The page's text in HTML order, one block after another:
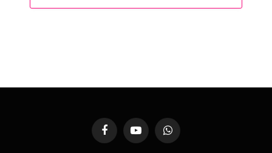
FacebookYouTubeWhatsApp